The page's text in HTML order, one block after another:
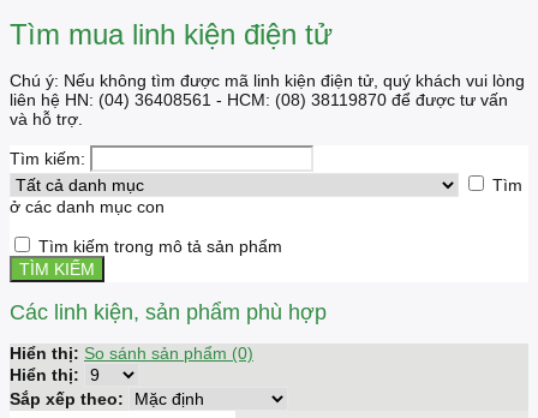
Tìm mua linh kiện điện tử
Chú ý: Nếu không tìm được mã linh kiện điện tử, quý khách vui lòng
liên hệ HN: (04) 36408561 - HCM: (08) 38119870 để được tư vấn
và hỗ trợ.
Tìm kiếm:
Tìm
ở các danh mục con
Tìm kiếm trong mô tả sản phẩm
Các linh kiện, sản phẩm phù hợp
Hiển thị: So sánh sản phẩm (0)
Hiển thị:
Sắp xếp theo: